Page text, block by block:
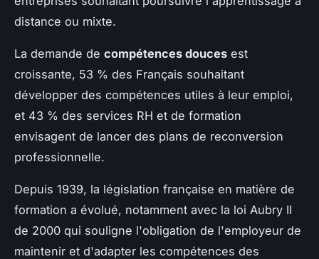
distance ou mixte.
La demande de compétences douces est
croissante, 53 % des Français souhaitant
développer des compétences utiles à leur emploi,
et 43 % des services RH et de formation
envisagent de lancer des plans de reconversion
professionnelle.
Depuis 1939, la législation française en matière de
formation a évolué, notamment avec la loi Aubry II
de 2000 qui souligne l'obligation de l'employeur de
maintenir et d'adapter les compétences des